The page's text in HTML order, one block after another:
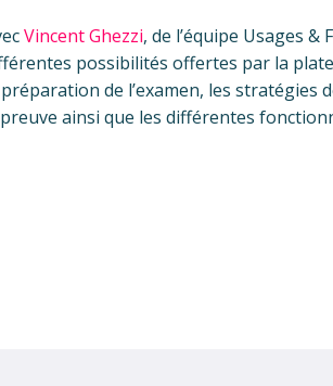
Vincent Ghezzi, de l’équipe Usages
possibilités offertes par la
de l’examen, les stratégies
ainsi que les différentes